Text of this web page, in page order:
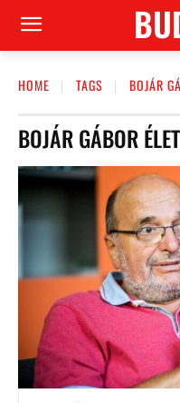
HOME TAGS BOJÁR
BOJÁR GÁBOR